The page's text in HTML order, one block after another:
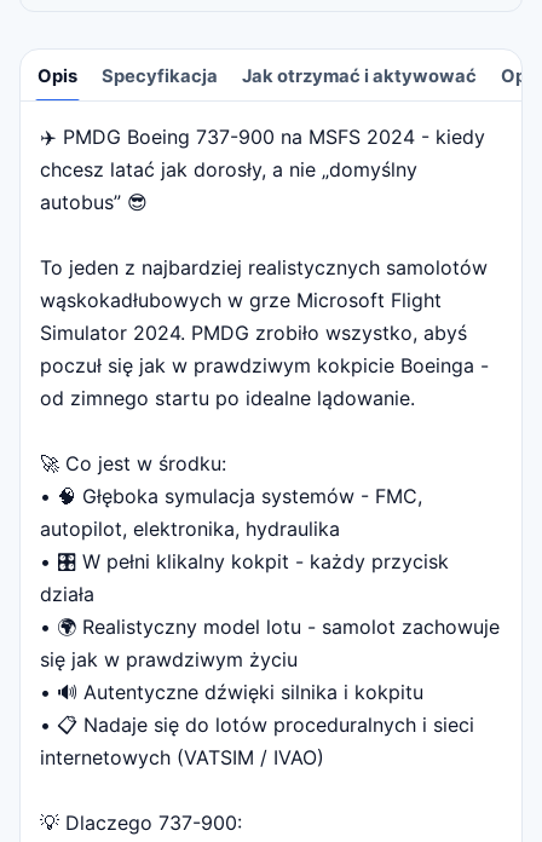
Opis Specyfikacja Jak otrzymać i aktywować
Opis
✈️ PMDG Boeing 737-900 na MSFS 2024 - kiedy
chcesz latać jak dorosły, a nie „domyślny
autobus” 😎
To jeden z najbardziej realistycznych samolotów
wąskokadłubowych w grze Microsoft Flight
Simulator 2024. PMDG zrobiło wszystko, abyś
poczuł się jak w prawdziwym kokpicie Boeinga -
od zimnego startu po idealne lądowanie.
🚀 Co jest w środku:
• 🧠 Głęboka symulacja systemów - FMC,
autopilot, elektronika, hydraulika
• 🎛 W pełni klikalny kokpit - każdy przycisk
działa
• 🌍 Realistyczny model lotu - samolot zachowuje
się jak w prawdziwym życiu
• 🔊 Autentyczne dźwięki silnika i kokpitu
• 📋 Nadaje się do lotów proceduralnych i sieci
internetowych (VATSIM / IVAO)
💡 Dlaczego 737-900: